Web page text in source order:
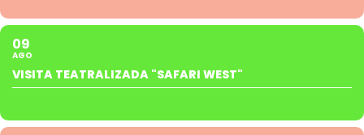
09
AGO
VISITA TEATRALIZADA "SAFARI WEST"